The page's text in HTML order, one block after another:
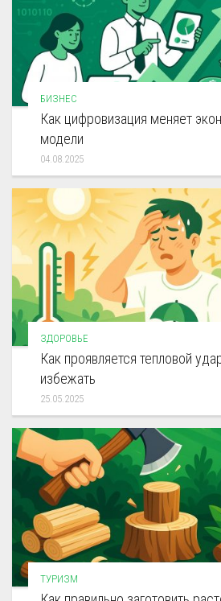
БИЗНЕС
Как цифровизация меняет
модели
04.08.2025
ЗДОРОВЬЕ
Как проявляется тепловой
избежать
25.05.2025
ТУРИЗМ